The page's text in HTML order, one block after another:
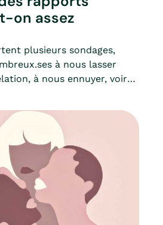
on assez
plusieurs sondages,
à nous lasser
à nous ennuyer, voire
une catastrophe ?La
s’est peut-être essoufflée,
de découvrir une
plus profonde, plus
angoisse de fréquence ou
le point.